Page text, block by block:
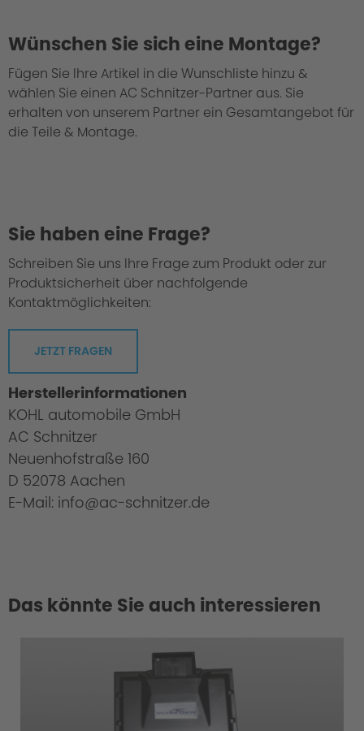
We take every suspension kit through the
"Green Hell".
Wünschen Sie sich eine Montage?
Fügen Sie Ihre Artikel in die Wunschliste hinzu &
wählen Sie einen AC Schnitzer-Partner aus. Sie
erhalten von unserem Partner ein Gesamtangebot für
die Teile & Montage.
Sie haben eine Frage?
Schreiben Sie uns Ihre Frage zum Produkt oder zur
Produktsicherheit über nachfolgende
Kontaktmöglichkeiten:
JETZT FRAGEN
Herstellerinformationen
KOHL automobile GmbH
AC Schnitzer
Neuenhofstraße 160
D 52078 Aachen
E-Mail: info@ac-schnitzer.de
Das könnte Sie auch interessieren